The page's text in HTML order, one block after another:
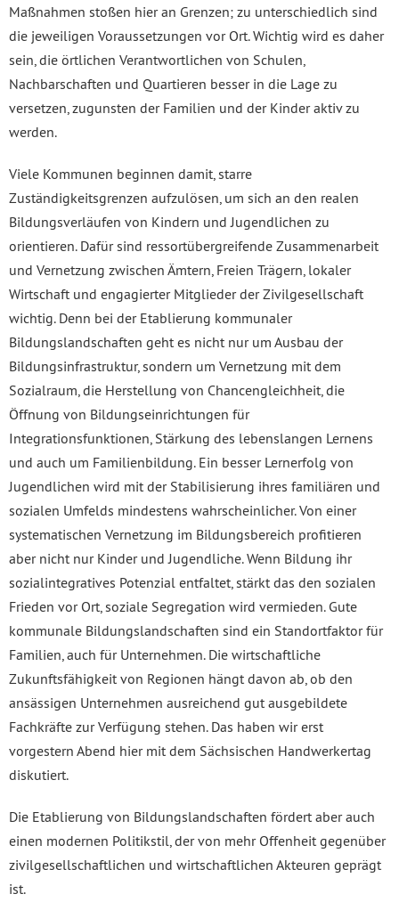
Maßnahmen stoßen hier an Grenzen; zu unterschiedlich sind
die jeweiligen Voraussetzungen vor Ort. Wichtig wird es daher
sein, die örtlichen Verantwortlichen von Schulen,
Nachbarschaften und Quartieren besser in die Lage zu
versetzen, zugunsten der Familien und der Kinder aktiv zu
werden.
Viele Kommunen beginnen damit, starre
Zuständigkeitsgrenzen aufzulösen, um sich an den realen
Bildungsverläufen von Kindern und Jugendlichen zu
orientieren. Dafür sind ressortübergreifende Zusammenarbeit
und Vernetzung zwischen Ämtern, Freien Trägern, lokaler
Wirtschaft und engagierter Mitglieder der Zivilgesellschaft
wichtig. Denn bei der Etablierung kommunaler
Bildungslandschaften geht es nicht nur um Ausbau der
Bildungsinfrastruktur, sondern um Vernetzung mit dem
Sozialraum, die Herstellung von Chancengleichheit, die
Öffnung von Bildungseinrichtungen für
Integrationsfunktionen, Stärkung des lebenslangen Lernens
und auch um Familienbildung. Ein besser Lernerfolg von
Jugendlichen wird mit der Stabilisierung ihres familiären und
sozialen Umfelds mindestens wahrscheinlicher. Von einer
systematischen Vernetzung im Bildungsbereich profitieren
aber nicht nur Kinder und Jugendliche. Wenn Bildung ihr
sozialintegratives Potenzial entfaltet, stärkt das den sozialen
Frieden vor Ort, soziale Segregation wird vermieden. Gute
kommunale Bildungslandschaften sind ein Standortfaktor für
Familien, auch für Unternehmen. Die wirtschaftliche
Zukunftsfähigkeit von Regionen hängt davon ab, ob den
ansässigen Unternehmen ausreichend gut ausgebildete
Fachkräfte zur Verfügung stehen. Das haben wir erst
vorgestern Abend hier mit dem Sächsischen Handwerkertag
diskutiert.
Die Etablierung von Bildungslandschaften fördert aber auch
einen modernen Politikstil, der von mehr Offenheit gegenüber
zivilgesellschaftlichen und wirtschaftlichen Akteuren geprägt
ist.